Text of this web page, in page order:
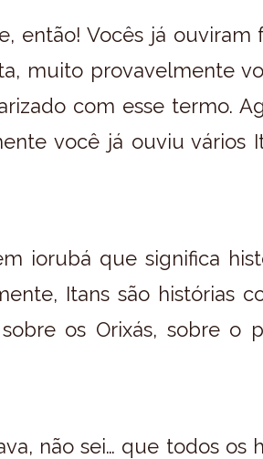
então! Vocês já ouviram
muito provavelmente
com esse termo.
você já ouviu vários
iorubá que significa
Itans são histórias
os Orixás, sobre o
não sei… que todos os